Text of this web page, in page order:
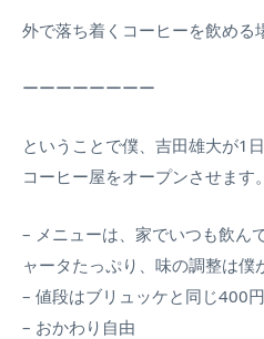
外で落ち着くコーヒーを飲める
ーーーーーーーー
ということで僕、吉田雄大が1
コーヒー屋をオープンさせます。
– メニューは、家でいつも飲ん
ャータたっぷり、味の調整は僕
– 値段はブリュッケと同じ400円
– おかわり自由